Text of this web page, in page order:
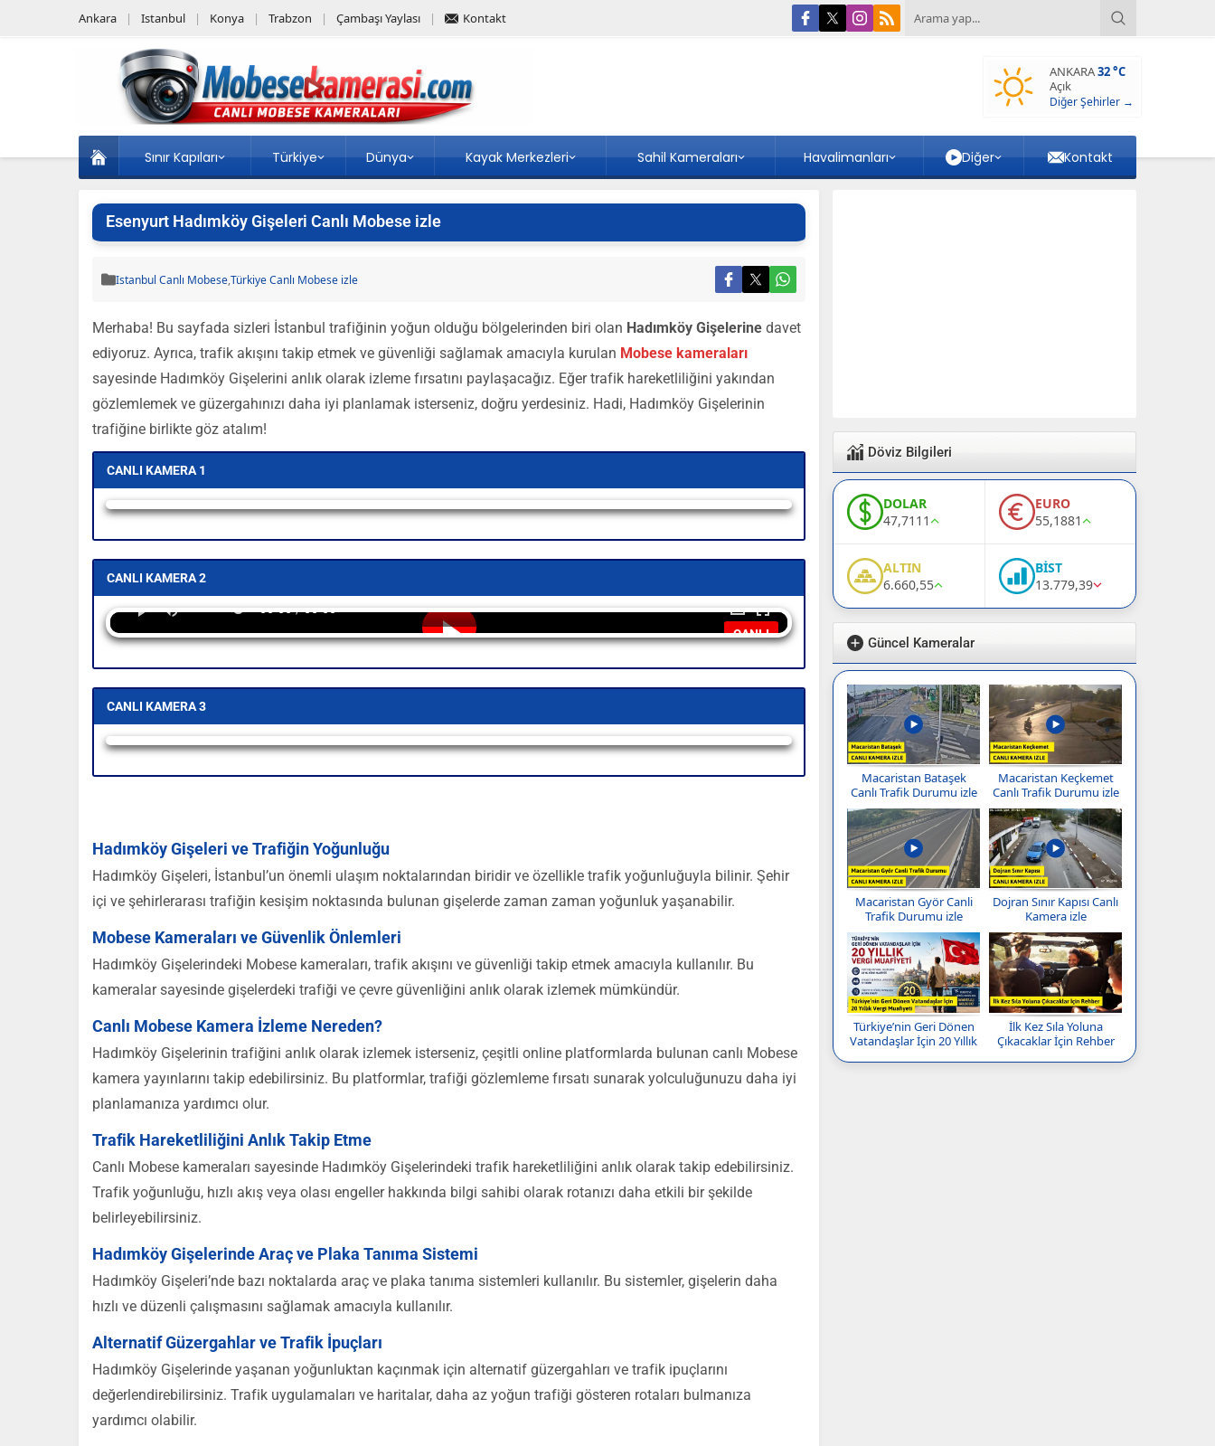
Ankara Istanbul Konya Trabzon Çambaşı Yaylası Kontakt
ANKARA32 °C
Açık
Diğer Şehirler →
Sınır Kapıları Türkiye Dünya Kayak Merkezleri Sahil Kameraları Havalimanları Diğer Kontakt
Esenyurt Hadımköy Gişeleri Canlı Mobese izle
Istanbul Canlı Mobese,Türkiye Canlı Mobese izle
Merhaba! Bu sayfada sizleri İstanbul trafiğinin yoğun olduğu bölgelerinden biri olan Hadımköy Gişelerine davet
ediyoruz. Ayrıca, trafik akışını takip etmek ve güvenliği sağlamak amacıyla kurulan Mobese kameraları
sayesinde Hadımköy Gişelerini anlık olarak izleme fırsatını paylaşacağız. Eğer trafik hareketliliğini yakından
gözlemlemek ve güzergahınızı daha iyi planlamak isterseniz, doğru yerdesiniz. Hadi, Hadımköy Gişelerinin
trafiğine birlikte göz atalım!
CANLI KAMERA 1
Yayın alınamadı
CANLI KAMERA 2
CANLI
00:00 / 00:00
CANLI KAMERA 3
Yayın alınamadı
Hadımköy Gişeleri ve Trafiğin Yoğunluğu
Hadımköy Gişeleri, İstanbul’un önemli ulaşım noktalarından biridir ve özellikle trafik yoğunluğuyla bilinir. Şehir
içi ve şehirlerarası trafiğin kesişim noktasında bulunan gişelerde zaman zaman yoğunluk yaşanabilir.
Mobese Kameraları ve Güvenlik Önlemleri
Hadımköy Gişelerindeki Mobese kameraları, trafik akışını ve güvenliği takip etmek amacıyla kullanılır. Bu
kameralar sayesinde gişelerdeki trafiği ve çevre güvenliğini anlık olarak izlemek mümkündür.
Canlı Mobese Kamera İzleme Nereden?
Hadımköy Gişelerinin trafiğini anlık olarak izlemek isterseniz, çeşitli online platformlarda bulunan canlı Mobese
kamera yayınlarını takip edebilirsiniz. Bu platformlar, trafiği gözlemleme fırsatı sunarak yolculuğunuzu daha iyi
planlamanıza yardımcı olur.
Trafik Hareketliliğini Anlık Takip Etme
Canlı Mobese kameraları sayesinde Hadımköy Gişelerindeki trafik hareketliliğini anlık olarak takip edebilirsiniz.
Trafik yoğunluğu, hızlı akış veya olası engeller hakkında bilgi sahibi olarak rotanızı daha etkili bir şekilde
belirleyebilirsiniz.
Hadımköy Gişelerinde Araç ve Plaka Tanıma Sistemi
Hadımköy Gişeleri’nde bazı noktalarda araç ve plaka tanıma sistemleri kullanılır. Bu sistemler, gişelerin daha
hızlı ve düzenli çalışmasını sağlamak amacıyla kullanılır.
Alternatif Güzergahlar ve Trafik İpuçları
Hadımköy Gişelerinde yaşanan yoğunluktan kaçınmak için alternatif güzergahları ve trafik ipuçlarını
değerlendirebilirsiniz. Trafik uygulamaları ve haritalar, daha az yoğun trafiği gösteren rotaları bulmanıza
yardımcı olabilir.
Döviz Bilgileri
DOLAR
47,7111
EURO
55,1881
ALTIN
6.660,55
BİST
13.779,39
Güncel Kameralar
Macaristan Bataşek
Canlı Trafik Durumu izle
Macaristan Keçkemet
Canlı Trafik Durumu izle
Macaristan Györ Canli
Trafik Durumu izle
Dojran Sınır Kapısı Canlı
Kamera izle
Türkiye’nin Geri Dönen
Vatandaşlar İçin 20 Yıllık
İlk Kez Sıla Yoluna
Çıkacaklar İçin Rehber